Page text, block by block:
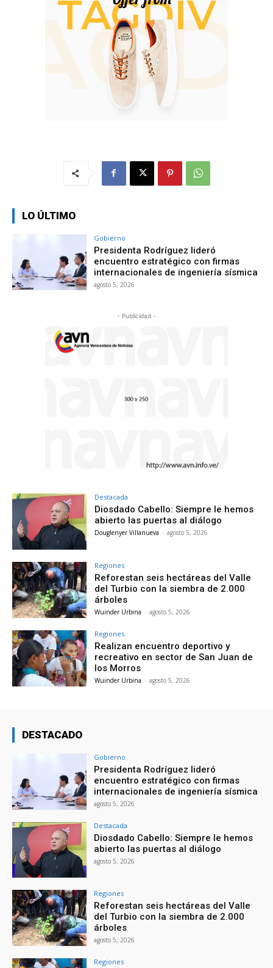
LO ÚLTIMO
Gobierno
Presidenta Rodríguez lideró
encuentro estratégico con firmas
internacionales de ingeniería sísmica
agosto 5, 2026
- Publicidad -
Destacada
Diosdado Cabello: Siempre le hemos
abierto las puertas al diálogo
Douglenyer Villanueva - agosto 5, 2026
Regiones
Reforestan seis hectáreas del Valle
del Turbio con la siembra de 2.000
árboles
Wuinder Urbina - agosto 5, 2026
Regiones
Realizan encuentro deportivo y
recreativo en sector de San Juan de
los Morros
Wuinder Urbina - agosto 5, 2026
DESTACADO
Gobierno
Presidenta Rodríguez lideró
encuentro estratégico con firmas
internacionales de ingeniería sísmica
agosto 5, 2026
Destacada
Diosdado Cabello: Siempre le hemos
abierto las puertas al diálogo
agosto 5, 2026
Regiones
Reforestan seis hectáreas del Valle
del Turbio con la siembra de 2.000
árboles
agosto 5, 2026
Regiones